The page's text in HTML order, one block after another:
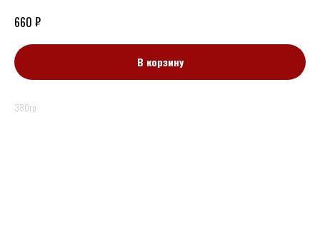
660 ₽
В корзину
380гр